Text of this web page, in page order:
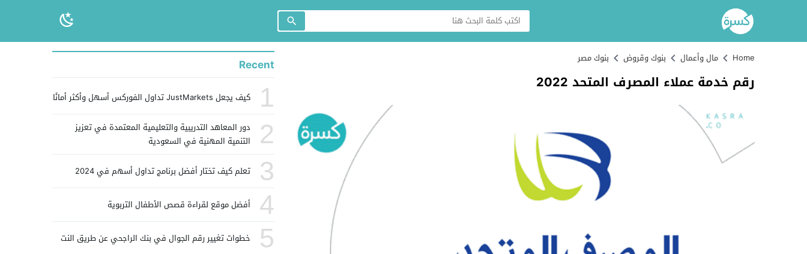
Home مال وأعمال بنوك وقروض بنوك مصر
رقم خدمة عملاء المصرف المتحد 2022
Recent
1 كيف يجعل JustMarkets تداول الفوركس أسهل وأكثر أمانًا
2
دور المعاهد التدريبية والتعليمية المعتمدة في تعزيز
التنمية المهنية في السعودية
3 تعلم كيف تختار أفضل برنامج تداول أسهم في 2024
4 أفضل موقع لقراءة قصص الأطفال التربوية
5 خطوات تغيير رقم الجوال في بنك الراجحي عن طريق النت